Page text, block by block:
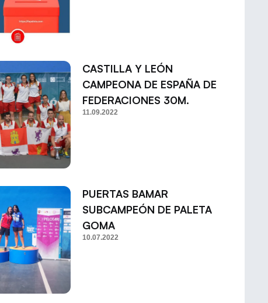
CASTILLA Y LEÓN
CAMPEONA DE ESPAÑA DE
FEDERACIONES 30M.
11.09.2022
PUERTAS BAMAR
SUBCAMPEÓN DE PALETA
GOMA
10.07.2022